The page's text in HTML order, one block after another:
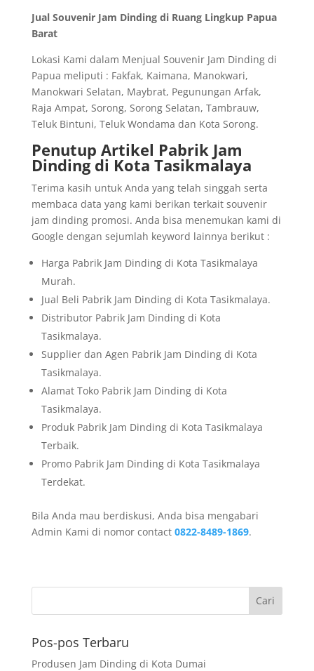
Jual Souvenir Jam Dinding di Ruang Lingkup Papua
Barat
Lokasi Kami dalam Menjual Souvenir Jam Dinding di
Papua meliputi : Fakfak, Kaimana, Manokwari,
Manokwari Selatan, Maybrat, Pegunungan Arfak,
Raja Ampat, Sorong, Sorong Selatan, Tambrauw,
Teluk Bintuni, Teluk Wondama dan Kota Sorong.
Penutup Artikel Pabrik Jam
Dinding di Kota Tasikmalaya
Terima kasih untuk Anda yang telah singgah serta
membaca data yang kami berikan terkait souvenir
jam dinding promosi. Anda bisa menemukan kami di
Google dengan sejumlah keyword lainnya berikut :
Harga Pabrik Jam Dinding di Kota Tasikmalaya
Murah.
Jual Beli Pabrik Jam Dinding di Kota Tasikmalaya.
Distributor Pabrik Jam Dinding di Kota
Tasikmalaya.
Supplier dan Agen Pabrik Jam Dinding di Kota
Tasikmalaya.
Alamat Toko Pabrik Jam Dinding di Kota
Tasikmalaya.
Produk Pabrik Jam Dinding di Kota Tasikmalaya
Terbaik.
Promo Pabrik Jam Dinding di Kota Tasikmalaya
Terdekat.
Bila Anda mau berdiskusi, Anda bisa mengabari
Admin Kami di nomor contact 0822-8489-1869.
Pos-pos Terbaru
Produsen Jam Dinding di Kota Dumai